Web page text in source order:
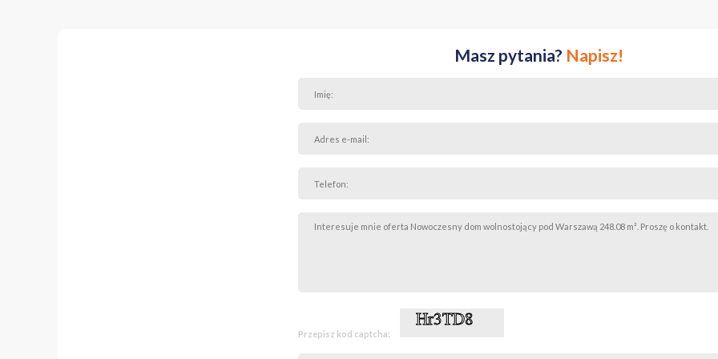
* wysokość pomieszczeń ok. 2,70 m,
* media: woda, gaz, prąd + siła,
* liczne zabudowy stolarskie,
To propozycja dla osób, które chcą uciec od miejskiego hałasu, ale jednocześnie zachować
Komunikacja :
Masz pytania? Napisz!
Przepisz kod captcha: